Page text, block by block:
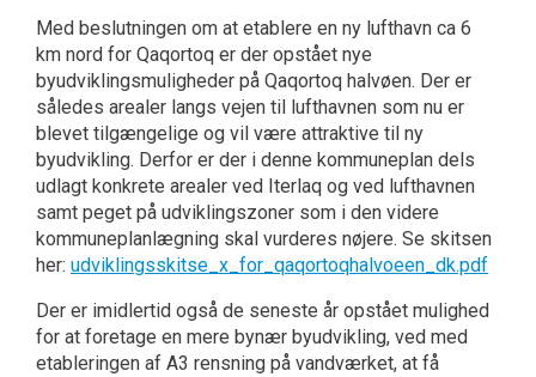
Med beslutningen om at etablere en ny lufthavn ca 6
km nord for Qaqortoq er der opstået nye
byudviklingsmuligheder på Qaqortoq halvøen. Der er
således arealer langs vejen til lufthavnen som nu er
blevet tilgængelige og vil være attraktive til ny
byudvikling. Derfor er der i denne kommuneplan dels
udlagt konkrete arealer ved Iterlaq og ved lufthavnen
samt peget på udviklingszoner som i den videre
kommuneplanlægning skal vurderes nøjere. Se skitsen
her: udviklingsskitse_x_for_qaqortoqhalvoeen_dk.pdf
Der er imidlertid også de seneste år opstået mulighed
for at foretage en mere bynær byudvikling, ved med
etableringen af A3 rensning på vandværket, at få